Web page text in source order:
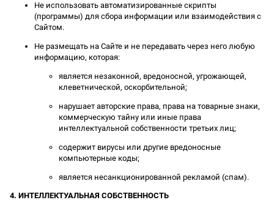
Не использовать автоматизированные скрипты
(программы) для сбора информации или взаимодействия с
Сайтом.
Не размещать на Сайте и не передавать через него любую
информацию, которая:
является незаконной, вредоносной, угрожающей,
клеветнической, оскорбительной;
нарушает авторские права, права на товарные знаки,
коммерческую тайну или иные права
интеллектуальной собственности третьих лиц;
содержит вирусы или другие вредоносные
компьютерные коды;
является несанкционированной рекламой (спам).
4. ИНТЕЛЛЕКТУАЛЬНАЯ СОБСТВЕННОСТЬ